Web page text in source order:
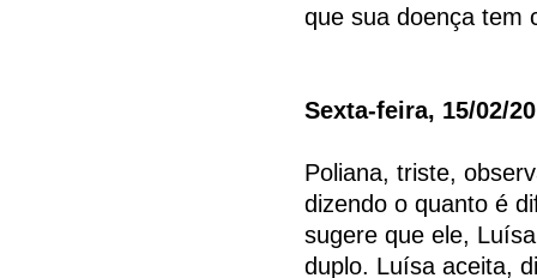
que sua doença tem
Sexta-feira, 15/02/
Poliana, triste,
dizendo o quanto é
sugere que ele,
duplo. Luísa aceita,